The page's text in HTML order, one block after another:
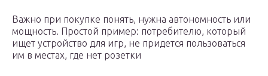
Важно при покупке понять, нужна автономность или
мощность. Простой пример: потребителю, который
ищет устройство для игр, не придется пользоваться
им в местах, где нет розетки